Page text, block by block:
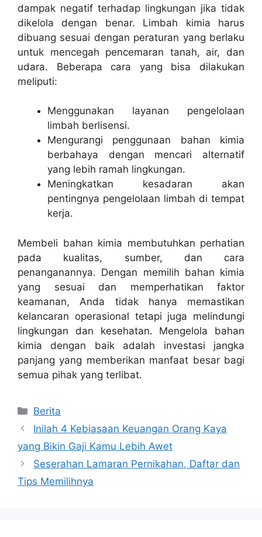
dampak negatif terhadap lingkungan jika tidak
dikelola dengan benar. Limbah kimia harus
dibuang sesuai dengan peraturan yang berlaku
untuk mencegah pencemaran tanah, air, dan
udara. Beberapa cara yang bisa dilakukan
meliputi:
Menggunakan layanan pengelolaan
limbah berlisensi.
Mengurangi penggunaan bahan kimia
berbahaya dengan mencari alternatif
yang lebih ramah lingkungan.
Meningkatkan kesadaran akan
pentingnya pengelolaan limbah di tempat
kerja.
Membeli bahan kimia membutuhkan perhatian
pada kualitas, sumber, dan cara
penanganannya. Dengan memilih bahan kimia
yang sesuai dan memperhatikan faktor
keamanan, Anda tidak hanya memastikan
kelancaran operasional tetapi juga melindungi
lingkungan dan kesehatan. Mengelola bahan
kimia dengan baik adalah investasi jangka
panjang yang memberikan manfaat besar bagi
semua pihak yang terlibat.
Categories
Berita
Inilah 4 Kebiasaan Keuangan Orang Kaya
yang Bikin Gaji Kamu Lebih Awet
Seserahan Lamaran Pernikahan, Daftar dan
Tips Memilihnya